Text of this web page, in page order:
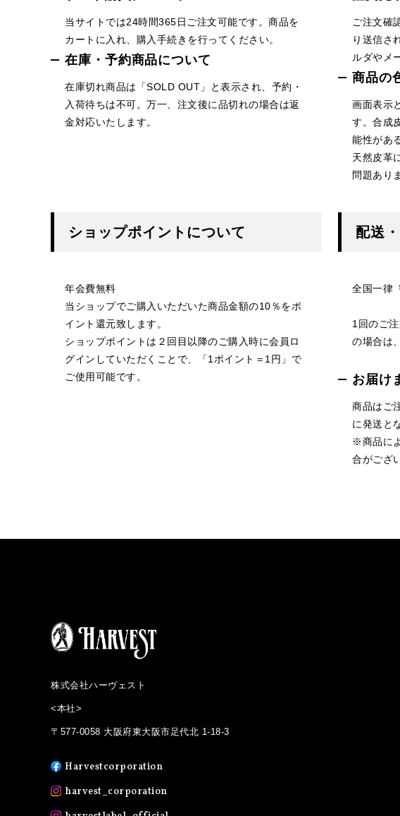
当サイトでは24時間365日ご注文可能です。商品を
カートに入れ、購入手続きを行ってください。
在庫・予約商品について
在庫切れ商品は「SOLD OUT」と表示され、予約・
入荷待ちは不可。万一、注文後に品切れの場合は返
金対応いたします。
ご注文確
り送信さ
ルダやメ
商品の
画面表示
す。合成
能性があ
天然皮革
問題あり
ショップポイントについて
年会費無料
当ショップでご購入いただいた商品金額の10％をポ
イント還元致します。
ショップポイントは２回目以降のご購入時に会員ロ
グインしていただくことで、「1ポイント＝1円」で
ご使用可能です。
配送
全国一律
1回のご
の場合は
お届け
商品はご
に発送と
※商品に
合がござ
株式会社ハーヴェスト
<本社>
〒577-0058 大阪府東大阪市足代北 1-18-3
Harvestcorporation
harvest_corporation